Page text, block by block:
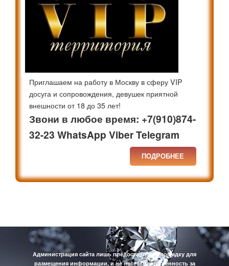
Приглашаем на работу в Москву в сферу VIP
досуга и сопровождения, девушек приятной
внешности от 18 до 35 лет!
Звони в любое время: +7(910)874-
32-23 WhatsApp Viber Telegram
ПОДРОБНЕЕ
Администрация сайта лишь предоставляет площадку для
размещения информации, и не несет ответственность за